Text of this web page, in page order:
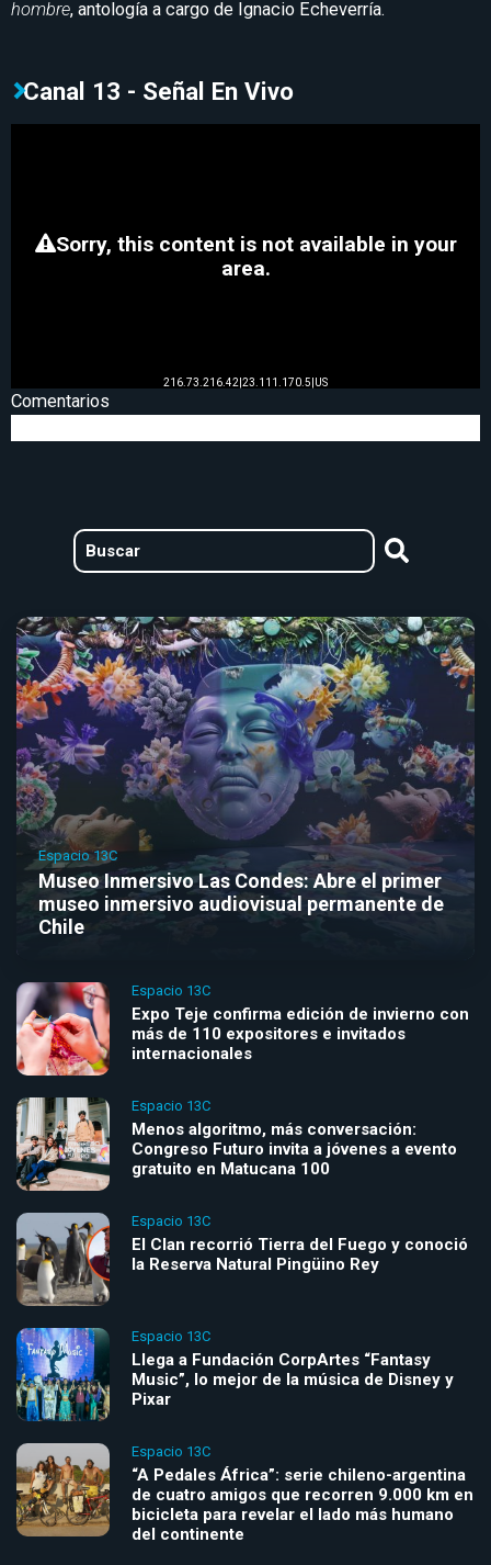
hombre, antología a cargo de Ignacio Echeverría.
Canal 13 - Señal En Vivo
Comentarios
Espacio 13C
Museo Inmersivo Las Condes: Abre el primer
museo inmersivo audiovisual permanente de
Chile
Espacio 13C
Expo Teje confirma edición de invierno con
más de 110 expositores e invitados
internacionales
Espacio 13C
Menos algoritmo, más conversación:
Congreso Futuro invita a jóvenes a evento
gratuito en Matucana 100
Espacio 13C
El Clan recorrió Tierra del Fuego y conoció
la Reserva Natural Pingüino Rey
Espacio 13C
Llega a Fundación CorpArtes “Fantasy
Music”, lo mejor de la música de Disney y
Pixar
Espacio 13C
“A Pedales África”: serie chileno-argentina
de cuatro amigos que recorren 9.000 km en
bicicleta para revelar el lado más humano
del continente